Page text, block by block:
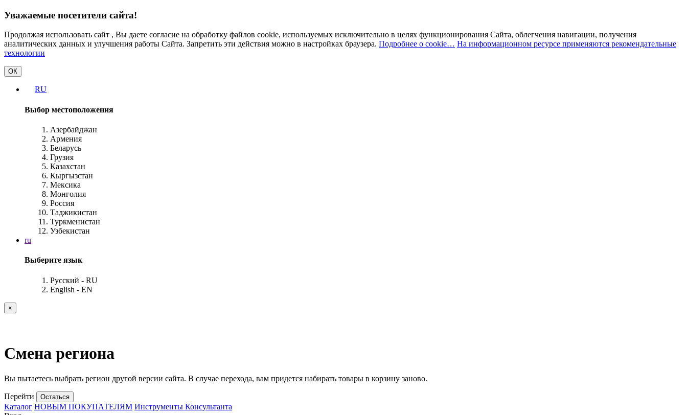
Уважаемые посетители сайта!
Продолжая использовать сайт , Вы даете согласие на обработку файлов cookie, используемых исключительно в целях функционирования Сайта, облегчения навигации, получения
аналитических данных и улучшения работы Сайта. Запретить эти действия можно в настройках браузера. Подробнее о cookie… На информационном ресурсе применяются рекомендательные
технологии
ОК
RU
Выбор местоположения
Азербайджан
Армения
Беларусь
Грузия
Казахстан
Кыргызстан
Мексика
Монголия
Россия
Таджикистан
Туркменистан
Узбекистан
ru
Выберите язык
Русский - RU
English - EN
×
Смена региона
Вы пытаетесь выбрать регион другой версии сайта. В случае перехода, вам придется набирать товары в корзину заново.
Перейти Остаться
Каталог НОВЫМ ПОКУПАТЕЛЯМ Инструменты Консультанта